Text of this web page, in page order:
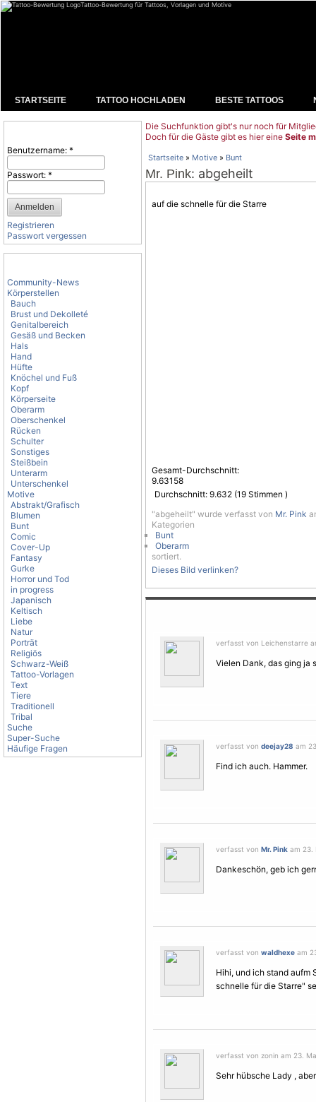
Tattoo-Bewertung für Tattoos, Vorlagen und Motive
STARTSEITE TATTOO HOCHLADEN BESTE TATTOOS
Benutzername: *
Passwort: *
Registrieren
Passwort vergessen
Community-News
Körperstellen
Bauch
Brust und Dekolleté
Genitalbereich
Gesäß und Becken
Hals
Hand
Hüfte
Knöchel und Fuß
Kopf
Körperseite
Oberarm
Oberschenkel
Rücken
Schulter
Sonstiges
Steißbein
Unterarm
Unterschenkel
Motive
Abstrakt/Grafisch
Blumen
Bunt
Comic
Cover-Up
Fantasy
Gurke
Horror und Tod
in progress
Japanisch
Keltisch
Liebe
Natur
Porträt
Religiös
Schwarz-Weiß
Tattoo-Vorlagen
Text
Tiere
Traditionell
Tribal
Suche
Super-Suche
Häufige Fragen
Die Suchfunktion gibt's nur noch für
Doch für die Gäste gibt es hier eine Seite
Startseite » Motive » Bunt
Mr. Pink: abgeheilt
auf die schnelle für die Starre
Gesamt-Durchschnitt:
9.63158
Durchschnitt: 9.632 (19 Stimmen )
"abgeheilt" wurde verfasst von Mr. Pink
Kategorien
Bunt
Oberarm
sortiert.
Dieses Bild verlinken?
verfasst von Leichenstarre
Vielen Dank, das ging ja
verfasst von deejay28 am
Find ich auch. Hammer.
verfasst von Mr. Pink am 23.
Dankeschön, geb ich
verfasst von waldhexe am
Hihi, und ich stand aufm
schnelle für die Starre"
verfasst von zonin am 23.
Sehr hübsche Lady ,